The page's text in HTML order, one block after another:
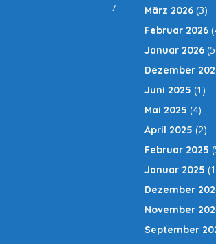
7 März 2026 (3)
Februar 2026
Januar 2026
Dezember
Juni 2025 (1)
Mai 2025 (4)
April 2025 (2)
Februar 2025
Januar 2025
Dezember
November
September